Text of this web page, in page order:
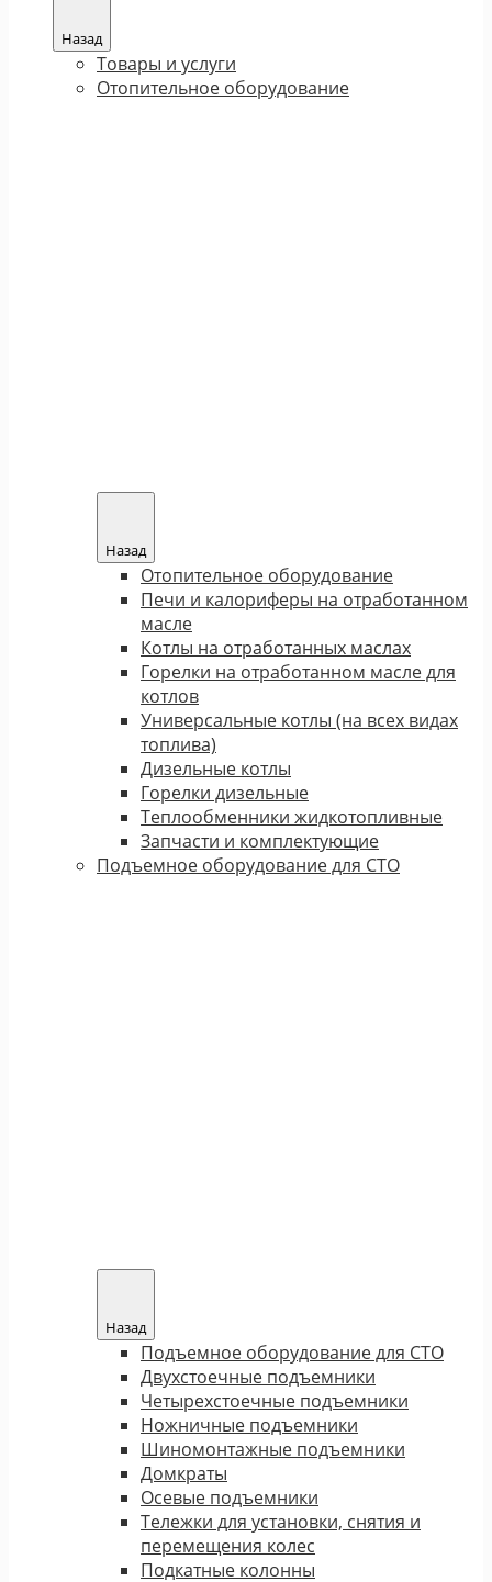
Назад
Товары и услуги
Отопительное оборудование
Назад
Отопительное оборудование
Печи и калориферы на отработанном
масле
Котлы на отработанных маслах
Горелки на отработанном масле для
котлов
Универсальные котлы (на всех видах
топлива)
Дизельные котлы
Горелки дизельные
Теплообменники жидкотопливные
Запчасти и комплектующие
Подъемное оборудование для СТО
Назад
Подъемное оборудование для СТО
Двухстоечные подъемники
Четырехстоечные подъемники
Ножничные подъемники
Шиномонтажные подъемники
Домкраты
Осевые подъемники
Тележки для установки, снятия и
перемещения колес
Подкатные колонны